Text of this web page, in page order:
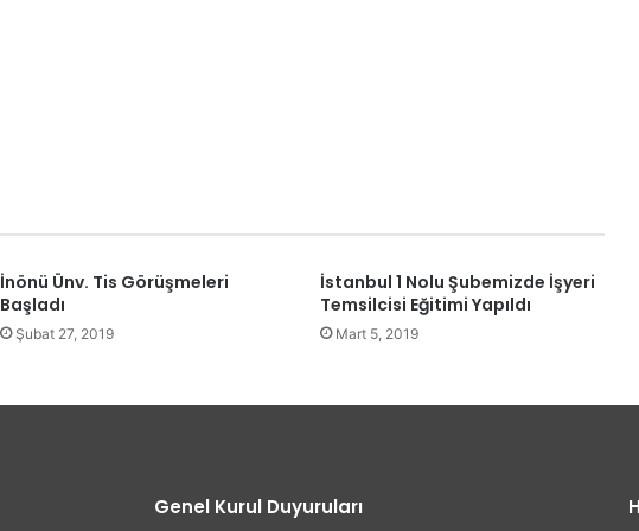
İnönü Ünv. Tis Görüşmeleri
Başladı
Şubat 27, 2019
İstanbul 1 Nolu Şubemizde İşyeri
Temsilcisi Eğitimi Yapıldı
Mart 5, 2019
Genel Kurul Duyuruları